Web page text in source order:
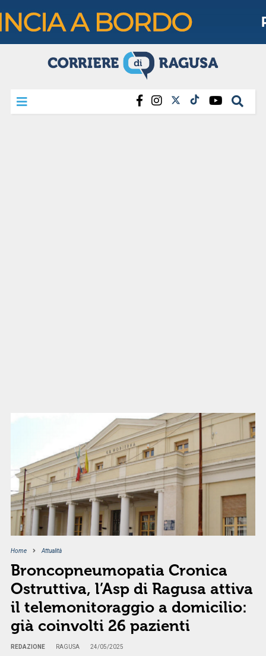
Home Attualità
Broncopneumopatia Cronica
Ostruttiva, l’Asp di Ragusa attiva
il telemonitoraggio a domicilio:
già coinvolti 26 pazienti
REDAZIONE RAGUSA 24/05/2025